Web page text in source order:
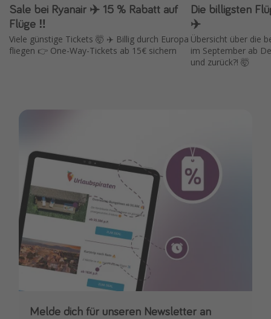
Sale bei Ryanair ✈️ 15 % Rabatt auf
Flüge ‼️
Viele günstige Tickets 🤯 ✈️ Billig durch Europa
fliegen 👉 One-Way-Tickets ab 15€ sichern
Die billigsten
✈️
Übersicht über die
im September ab
und zurück?! 🤯
Melde dich für unseren Newsletter an
Downloade unsere App